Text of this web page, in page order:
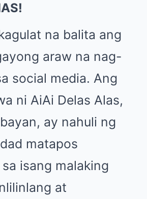
na balita ang
araw na nag-
social media. Ang
ni AiAi Delas Alas,
ay nahuli ng
matapos
isang malaking
at